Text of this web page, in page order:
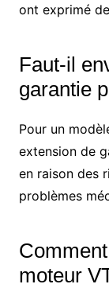
ont exprimé
Faut-il
garantie
Pour un
extension de
en raison des
problèmes
moteur